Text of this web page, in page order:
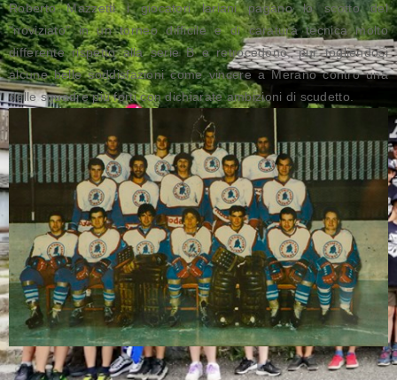
Roberto Mazzetti i giocatori lariani pagano lo scotto del
"noviziato" in un torneo difficile e di caratura tecnica molto
differente rispetto alla serie B e retrocedono, pur togliendosi
alcune belle soddisfazioni come vincere a Merano contro una
delle squadre più forti con dichiarate ambizioni di scudetto.